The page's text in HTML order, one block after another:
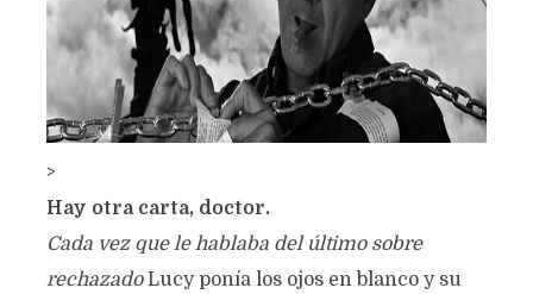
>
Hay otra carta, doctor.
Cada vez que le hablaba del último sobre
rechazadoLucy ponía los ojos en blanco y su